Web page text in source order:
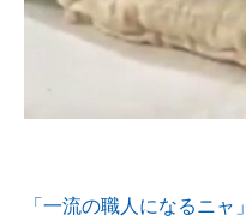
「一流の職人になるニャ」